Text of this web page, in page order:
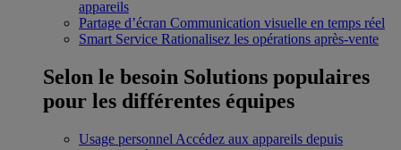
appareils
Partage d’écran Communication visuelle en temps réel
Smart Service Rationalisez les opérations après-vente
Selon le besoin Solutions populaires
pour les différentes équipes
Usage personnel Accédez aux appareils depuis